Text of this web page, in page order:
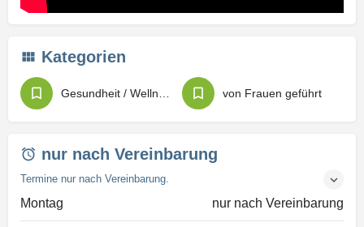
Kategorien
Gesundheit / Wellness von Frauen geführt
nur nach Vereinbarung
Termine nur nach Vereinbarung.
Montag nur nach Vereinbarung